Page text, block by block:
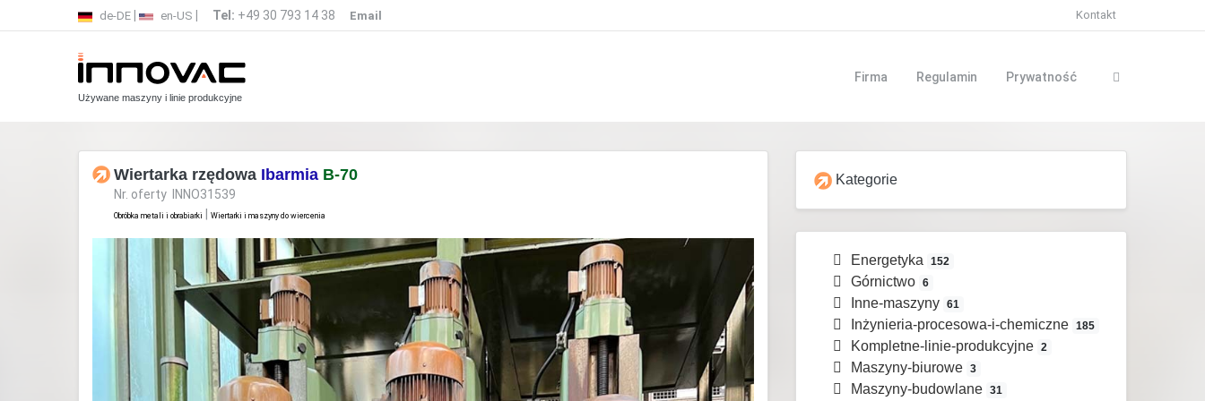
de-DE en-US Tel: +49 30 793 14 38 Email Kontakt
Używane maszyny i linie produkcyjne
Firma Regulamin Prywatność
Wiertarka rzędowa Ibarmia B-70
Nr. oferty INNO31539
Obróbka metali i obrabiarki Wiertarki i maszyny do wiercenia
Kategorie
Energetyka 152
Górnictwo 6
Inne-maszyny 61
Inżynieria-procesowa-i-chemiczne 185
Kompletne-linie-produkcyjne 2
Maszyny-biurowe 3
Maszyny-budowlane 31